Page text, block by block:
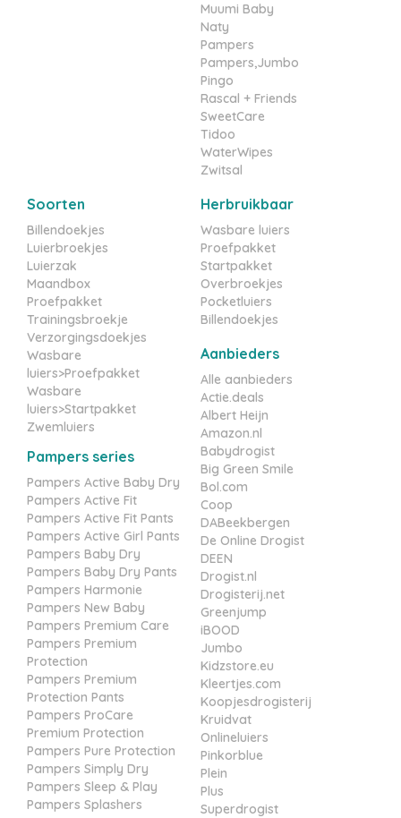
Muumi Baby
Naty
Pampers
Pampers,Jumbo
Pingo
Rascal + Friends
SweetCare
Tidoo
WaterWipes
Zwitsal
Soorten
Billendoekjes
Luierbroekjes
Luierzak
Maandbox
Proefpakket
Trainingsbroekje
Verzorgingsdoekjes
Wasbare
luiers>Proefpakket
Wasbare
luiers>Startpakket
Zwemluiers
Pampers series
Pampers Active Baby Dry
Pampers Active Fit
Pampers Active Fit Pants
Pampers Active Girl Pants
Pampers Baby Dry
Pampers Baby Dry Pants
Pampers Harmonie
Pampers New Baby
Pampers Premium Care
Pampers Premium
Protection
Pampers Premium
Protection Pants
Pampers ProCare
Premium Protection
Pampers Pure Protection
Pampers Simply Dry
Pampers Sleep & Play
Pampers Splashers
Herbruikbaar
Wasbare luiers
Proefpakket
Startpakket
Overbroekjes
Pocketluiers
Billendoekjes
Aanbieders
Alle aanbieders
Actie.deals
Albert Heijn
Amazon.nl
Babydrogist
Big Green Smile
Bol.com
Coop
DABeekbergen
De Online Drogist
DEEN
Drogist.nl
Drogisterij.net
Greenjump
iBOOD
Jumbo
Kidzstore.eu
Kleertjes.com
Koopjesdrogisterij
Kruidvat
Onlineluiers
Pinkorblue
Plein
Plus
Superdrogist